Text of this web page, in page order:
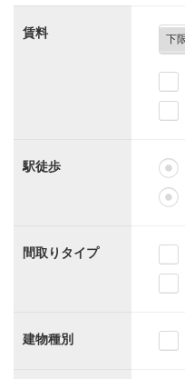
賃料
駅徒歩
間取りタイプ
建物種別